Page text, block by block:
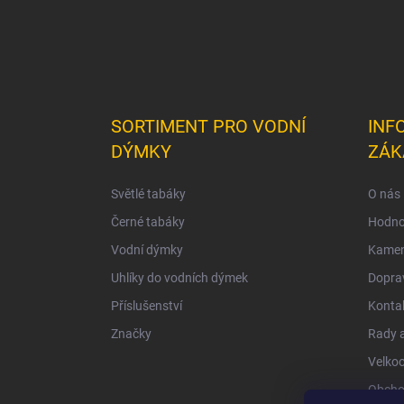
SORTIMENT PRO VODNÍ
DÝMKY
Světlé tabáky
Černé tabáky
Vodní dýmky
Uhlíky do vodních dýmek
Příslušenství
Značky
O nás
Rady